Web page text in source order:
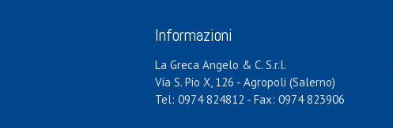
Informazioni
La Greca Angelo & C. S.r.l.
Via S. Pio X, 126 - Agropoli (Salerno)
Tel: 0974 824812 - Fax: 0974 823906